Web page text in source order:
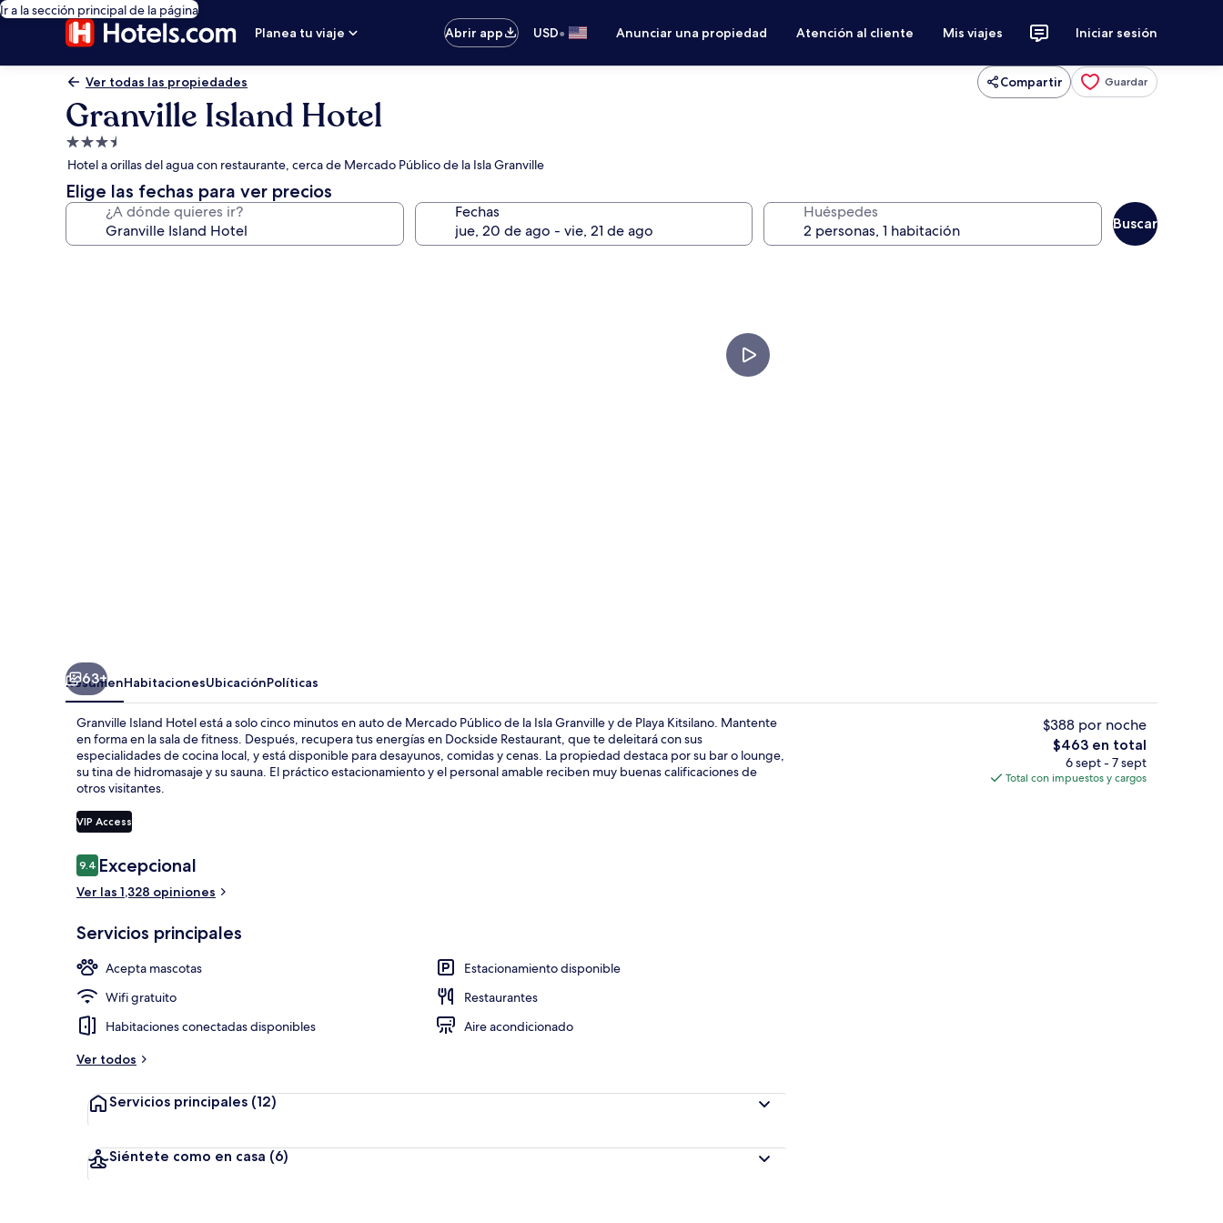
Ir a la sección principal de la página
Planea tu viaje
Abrir app USD• Anunciar una propiedad Atención al cliente Mis viajes Iniciar sesión
Ver todas las propiedades Compartir Guardar
Granville Island Hotel
Propiedad
de
3.5
estrellas
Hotel a orillas del agua con restaurante, cerca de Mercado Público de la Isla Granville
Elige las fechas para ver precios
¿A dónde quieres ir? Fechas Huéspedes
Buscar
Terraza o patio Vista aérea
63+
ResumenHabitacionesUbicaciónPolíticas
Granville Island Hotel está a solo cinco minutos en auto de Mercado Público de la Isla Granville y de Playa Kitsilano. Mantente
en forma en la sala de fitness. Después, recupera tus energías en Dockside Restaurant, que te deleitará con sus
especialidades de cocina local, y está disponible para desayunos, comidas y cenas. La propiedad destaca por su bar o lounge,
su tina de hidromasaje y su sauna. El práctico estacionamiento y el personal amable reciben muy buenas calificaciones de
otros visitantes.
VIP Access
Opiniones
9.49.4 de 10,
Excepcional
Ver las 1,328 opiniones
Servicios principales
Acepta mascotas
Estacionamiento disponible
Wifi gratuito
Restaurantes
Habitaciones conectadas disponibles
Aire acondicionado
Ver todos
Servicios principales (12)
Siéntete como en casa (6)
$388 por noche
El
precio
total
$463 en total
6 sept - 7 sept
Total con impuestos y cargos